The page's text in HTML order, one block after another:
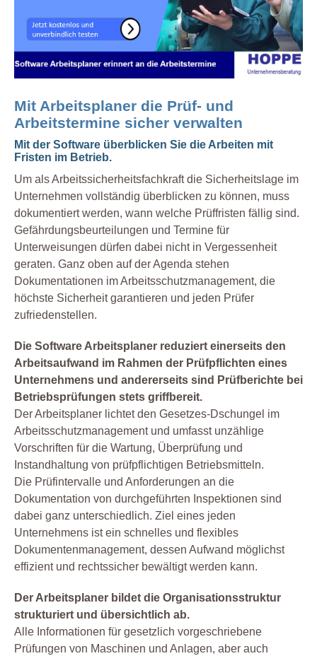
Mit Arbeitsplaner die Prüf- und
Arbeitstermine sicher verwalten
Mit der Software überblicken Sie die Arbeiten mit
Fristen im Betrieb.
Um als Arbeitssicherheitsfachkraft die Sicherheitslage im
Unternehmen vollständig überblicken zu können, muss
dokumentiert werden, wann welche Prüffristen fällig sind.
Gefährdungsbeurteilungen und Termine für
Unterweisungen dürfen dabei nicht in Vergessenheit
geraten. Ganz oben auf der Agenda stehen
Dokumentationen im Arbeitsschutzmanagement, die
höchste Sicherheit garantieren und jeden Prüfer
zufriedenstellen.
Die Software Arbeitsplaner reduziert einerseits den
Arbeitsaufwand im Rahmen der Prüfpflichten eines
Unternehmens und andererseits sind Prüfberichte bei
Betriebsprüfungen stets griffbereit.
Der Arbeitsplaner lichtet den Gesetzes-Dschungel im
Arbeitsschutzmanagement und umfasst unzählige
Vorschriften für die Wartung, Überprüfung und
Instandhaltung von prüfpflichtigen Betriebsmitteln.
Die Prüfintervalle und Anforderungen an die
Dokumentation von durchgeführten Inspektionen sind
dabei ganz unterschiedlich. Ziel eines jeden
Unternehmens ist ein schnelles und flexibles
Dokumentenmanagement, dessen Aufwand möglichst
effizient und rechtssicher bewältigt werden kann.
Der Arbeitsplaner bildet die Organisationsstruktur
strukturiert und übersichtlich ab.
Alle Informationen für gesetzlich vorgeschriebene
Prüfungen von Maschinen und Anlagen, aber auch